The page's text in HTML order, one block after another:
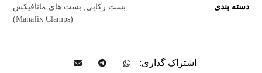
دسته بندی
بست رکابی
بست های مانافیکس
(Manafix Clamps)